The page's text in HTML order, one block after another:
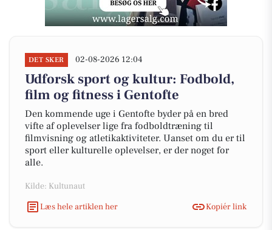
DET SKER 02-08-2026 12:04
Udforsk sport og kultur: Fodbold,
film og fitness i Gentofte
Den kommende uge i Gentofte byder på en bred
vifte af oplevelser lige fra fodboldtræning til
filmvisning og atletikaktiviteter. Uanset om du er til
sport eller kulturelle oplevelser, er der noget for
alle.
Kilde: Kultunaut
Læs hele artiklen her
Kopiér link